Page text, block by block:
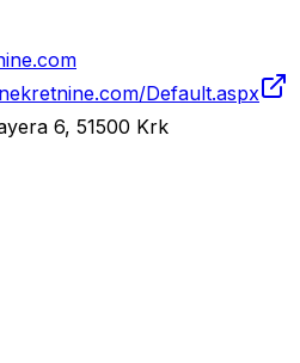
Default.aspx
6, 51500 Krk